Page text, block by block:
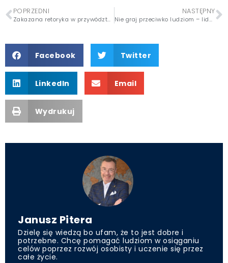
POPRZEDNI
Zakazana retoryka w przywództwie (cz. 4): kaznodzieja, klakier i kłamstwo – czyli jak nieświadomie tracimy zaufanie zespołu
NASTĘPNY
Nie graj przeciwko ludziom – liderze, uważaj na niszczenie, obraz wroga i plotki! (cz. 6)
Facebook Twitter
LinkedIn Email
Wydrukuj
Janusz Pitera
Dzielę się wiedzą bo ufam, że to jest dobre i
potrzebne. Chcę pomagać ludziom w osiąganiu
celów poprzez rozwój osobisty i uczenie się przez
całe życie.